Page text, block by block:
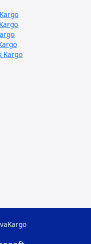
Kargo